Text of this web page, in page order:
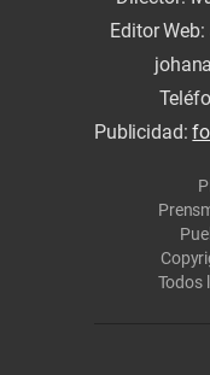
Editor
Publicidad:
Todos